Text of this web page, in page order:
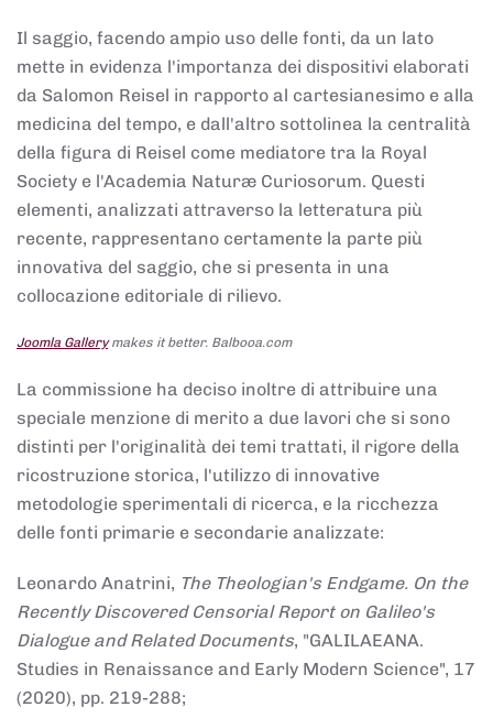
Il saggio, facendo ampio uso delle fonti, da un lato
mette in evidenza l'importanza dei dispositivi elaborati
da Salomon Reisel in rapporto al cartesianesimo e alla
medicina del tempo, e dall'altro sottolinea la centralità
della figura di Reisel come mediatore tra la Royal
Society e l'Academia Naturæ Curiosorum. Questi
elementi, analizzati attraverso la letteratura più
recente, rappresentano certamente la parte più
innovativa del saggio, che si presenta in una
collocazione editoriale di rilievo.
Joomla Gallerymakes it better. Balbooa.com
La commissione ha deciso inoltre di attribuire una
speciale menzione di merito a due lavori che si sono
distinti per l'originalità dei temi trattati, il rigore della
ricostruzione storica, l'utilizzo di innovative
metodologie sperimentali di ricerca, e la ricchezza
delle fonti primarie e secondarie analizzate:
Leonardo Anatrini, The Theologian's Endgame. On the
Recently Discovered Censorial Report on Galileo's
Dialogue and Related Documents, "GALILAEANA.
Studies in Renaissance and Early Modern Science", 17
(2020), pp. 219-288;